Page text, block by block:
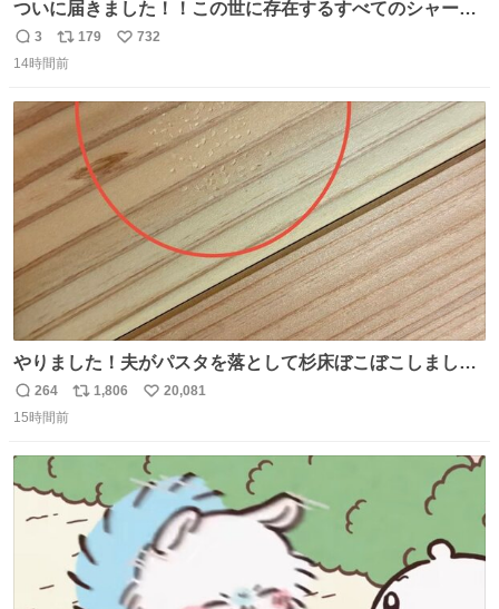
ついに届きました！！この世に存在するすべてのシャーロ
ック・ホームズに「ワトソン」と喋ってもらうためのアク
スタです！！！
返
信
3
リ
ポ
ト
179
い
数
732
14時間前
やりました！夫がパスタを落として杉床ぼこぼこしまし
た！よかったーーー！ファーストぼこぼこ自分じゃなく
て！これで第二波いつでもいけます！！！✌️いやーほっと
は乾燥パスタに負けます。豆腐くらいやわやわです。
返
信
264
リ
数
1,806
い
数
20,081
15時間前